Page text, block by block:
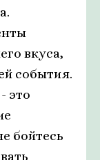
вкуса,
события.
это
бойтесь